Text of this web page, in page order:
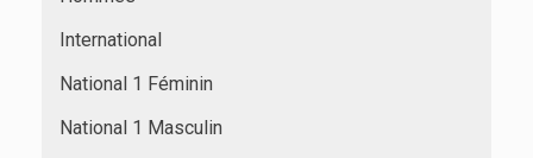
International
National 1 Féminin
National 1 Masculin